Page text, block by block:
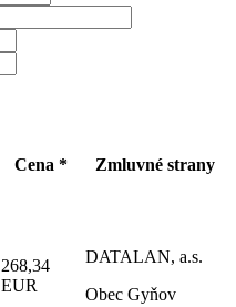
Cena * Zmluvné strany
268,34
EUR
DATALAN, a.s.
Obec Gyňov